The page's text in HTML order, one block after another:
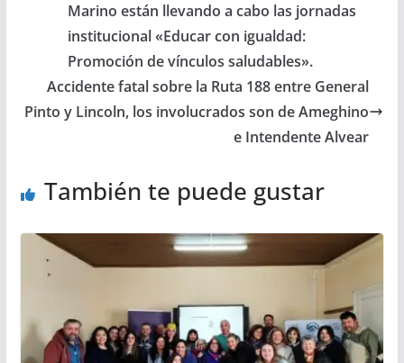
Marino están llevando a cabo las jornadas
institucional «Educar con igualdad:
Promoción de vínculos saludables».
Accidente fatal sobre la Ruta 188 entre General
Pinto y Lincoln, los involucrados son de Ameghino
e Intendente Alvear
También te puede gustar